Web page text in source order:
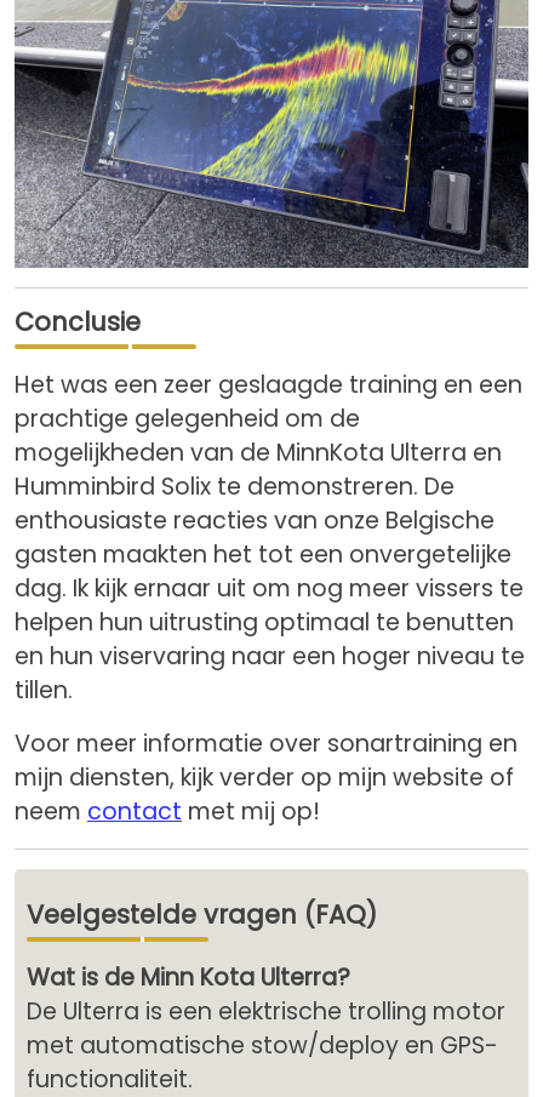
Conclusie
Het was een zeer geslaagde training en een
prachtige gelegenheid om de
mogelijkheden van de MinnKota Ulterra en
Humminbird Solix te demonstreren. De
enthousiaste reacties van onze Belgische
gasten maakten het tot een onvergetelijke
dag. Ik kijk ernaar uit om nog meer vissers te
helpen hun uitrusting optimaal te benutten
en hun viservaring naar een hoger niveau te
tillen.
Voor meer informatie over sonartraining en
mijn diensten, kijk verder op mijn website of
neem contact met mij op!
Veelgestelde vragen (FAQ)
Wat is de Minn Kota Ulterra?
De Ulterra is een elektrische trolling motor
met automatische stow/deploy en GPS-
functionaliteit.